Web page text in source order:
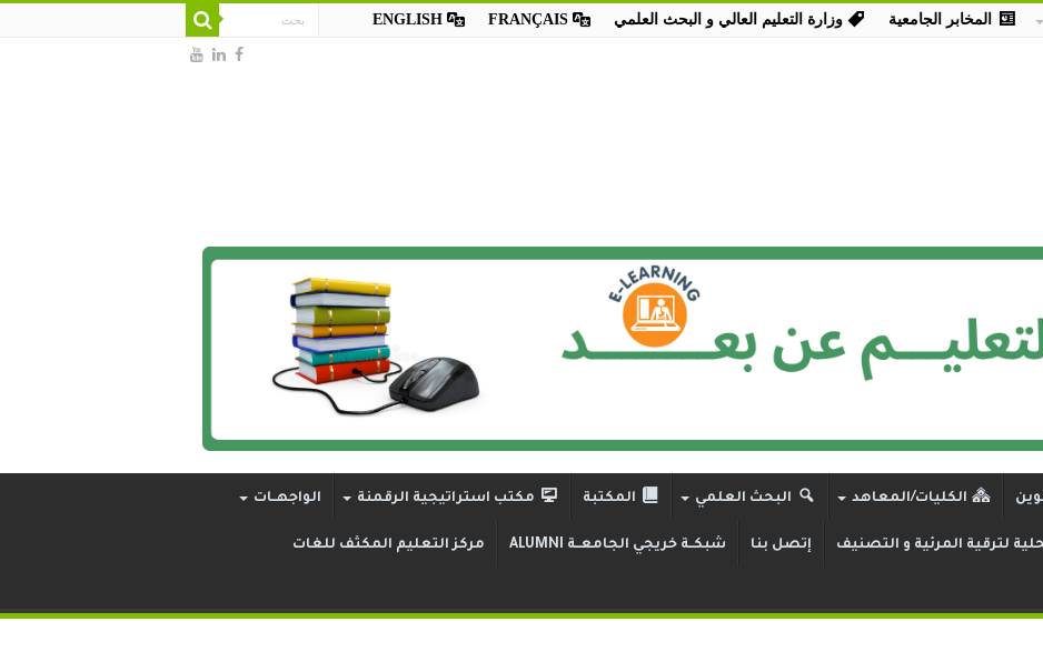
المخابر الجامعية وزارة التعليم العالي و البحث العلمي FRANÇAIS
ENGLISH
الكليات/المعاهد البحث العلمي المكتبة مكتب استراتيجية الرقمنة الواجهــات
لترقية المرئية و التصنيف إتصل بنا شبكــة خريجي الجامعــة ALUMNI مركز التعليم المكثف للغات